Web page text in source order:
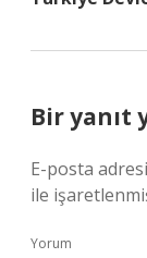
Bir yanıt
E-posta
ile
Yorum